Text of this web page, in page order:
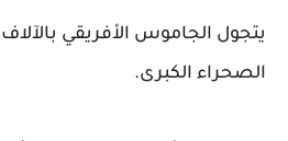
يتجول الجاموس الأفريقي
الصحراء الكبرى.